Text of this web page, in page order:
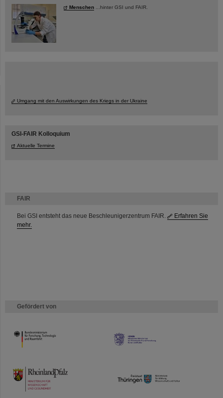
FAIR
Bei GSI entsteht das neue Beschleunigerzentrum FAIR.
Erfahren Sie
mehr.
Gefördert von
HMWK
TMWWDG
Menschen ...hinter GSI und FAIR.
Umgang mit den Auswirkungen des Kriegs in der Ukraine
GSI-FAIR Kolloquium
Aktuelle Termine